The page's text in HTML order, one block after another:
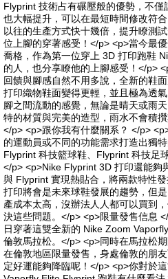
Flyprint 技術占有碾壓般的優勢，不
也大幅提升，可以在最短時間修改符
以往的生產方式快十幾倍，提升瞭測
位上腳的穿著感受！</p> <p>當今最
喬格，作為第一位穿上 3D 打印跑鞋
的人，也分享瞭他的上腳感受！</p>
回饋與腳感自然不用多說，全新的鞋
打印織物鞋面變得更輕，並且極為透
腳之間流動的感覺，無論是晴天或雨
特的材質與完美的造型，雨水不會積
</p> <p>跟你我有什麼關系？ </p>
的運動員或不同的功能需求打造出獨
Flyprint 科技籃球鞋、Flyprint 科技足
</p> <p>Nike Flyprint 3D 打印還能夠
與 Flyprint 實現熱貼合，將兩款特性
打印將會是未來球鞋發展的趨勢，但
產成本太高，沒辦法人人都可以買到
決這些問題。</p> <p>限量發售信息
日穿著這雙全新的 Nike Zoom
倫敦馬拉松。</p> <p>同時在馬拉松
在倫敦地區限量發售，身處倫敦的朋
定好運能夠降臨呢！</p> <p>你對於